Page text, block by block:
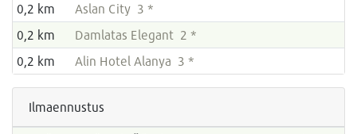
0,2 km
Aslan City 3 *
0,2 km
Damlatas Elegant 2 *
0,2 km
Alin Hotel Alanya 3 *
Ilmaennustus